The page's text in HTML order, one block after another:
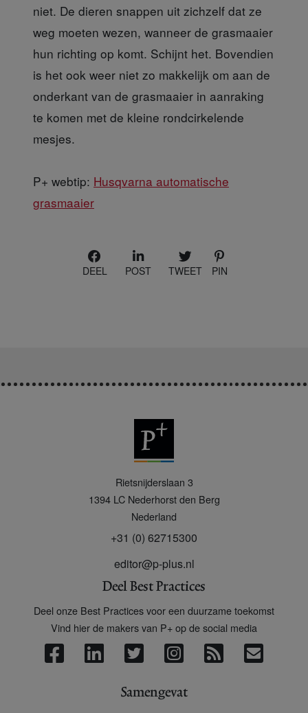
niet. De dieren snappen uit zichzelf dat ze
weg moeten wezen, wanneer de grasmaaier
hun richting op komt. Schijnt het. Bovendien
is het ook weer niet zo makkelijk om aan de
onderkant van de grasmaaier in aanraking
te komen met de kleine rondcirkelende
mesjes.
P+ webtip: Husqvarna automatische
grasmaaier
DEEL POST TWEET PIN
Rietsnijderslaan 3
1394 LC Nederhorst den Berg
Nederland
+31 (0) 62715300
editor@p-plus.nl
Deel Best Practices
Deel onze Best Practices voor een duurzame toekomst
Vind hier de makers van P+ op de social media
Samengevat